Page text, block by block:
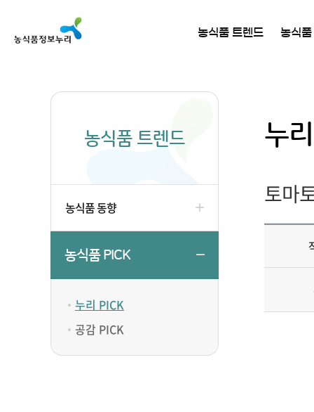
농식품 트렌드 농식
농식품 트렌드
농식품 동향
농식품 PICK
누리 PICK
공감 PICK
누
토마